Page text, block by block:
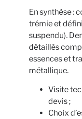
En synthèse :
trémie et
suspendu).
détaillés
essences et
métallique.
Visite
devis ;
Choix